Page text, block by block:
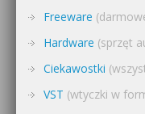
Freeware
Hardware (sprzęt
Ciekawostki
VST (wtyczki w